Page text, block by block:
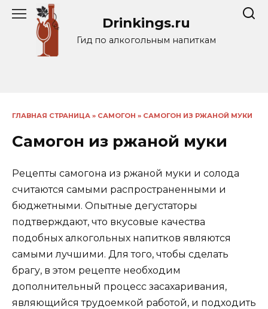
Перейти
содержанию
Drinkings.ru
Гид по алкогольным напиткам
ГЛАВНАЯ СТРАНИЦА » САМОГОН » САМОГОН ИЗ РЖАНОЙ МУКИ
Самогон из ржаной муки
Рецепты самогона из ржаной муки и солода
считаются самыми распространенными и
бюджетными. Опытные дегустаторы
подтверждают, что вкусовые качества
подобных алкогольных напитков являются
самыми лучшими. Для того, чтобы сделать
брагу, в этом рецепте необходим
дополнительный процесс засахаривания,
являющийся трудоемкой работой, и подходить